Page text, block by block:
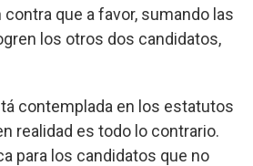
que a favor, sumando las
los otros dos candidatos,
contemplada en los estatutos
realidad es todo lo contrario.
para los candidatos que no